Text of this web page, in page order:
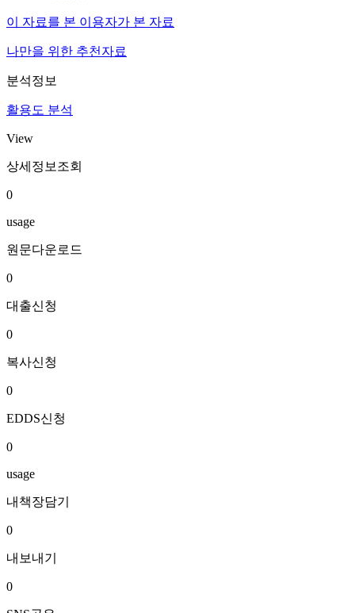
이 자료를 본 이용자가 본 자료
나만을 위한 추천자료
분석정보
활용도 분석
View
상세정보조회
0
usage
원문다운로드
0
대출신청
0
복사신청
0
EDDS신청
0
usage
내책장담기
0
내보내기
0